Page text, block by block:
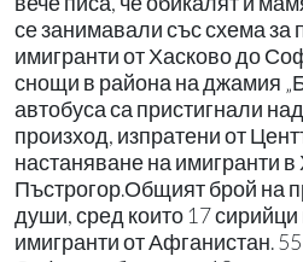
се занимавали със схема за
имигранти от Хасково до
снощи в района на джамия
автобуса са пристигнали
произход, изпратени от
настаняване на имигранти
Пъстрогор.Общият брой на
души, сред които 17 сирийци
имигранти от Афганистан.